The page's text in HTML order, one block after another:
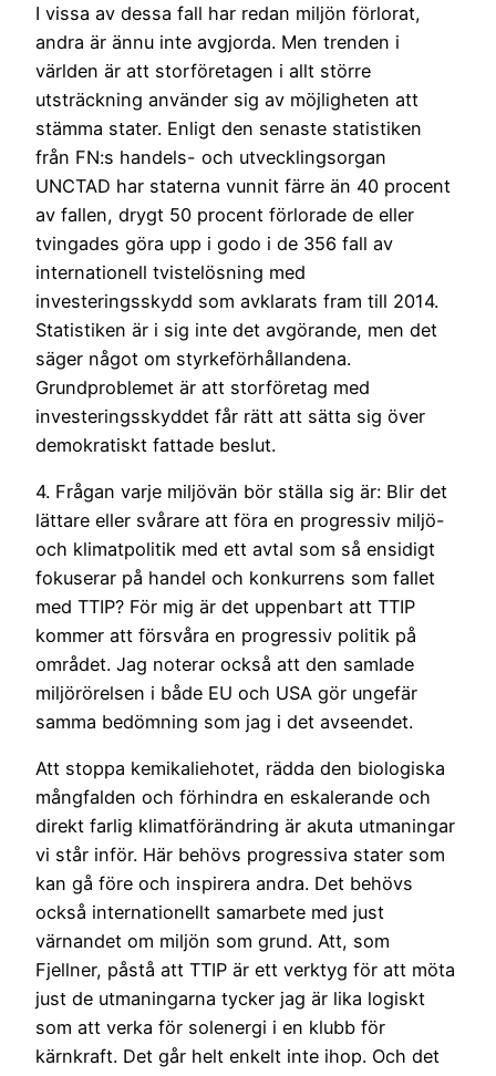
I vissa av dessa fall har redan miljön förlorat,
andra är ännu inte avgjorda. Men trenden i
världen är att storföretagen i allt större
utsträckning använder sig av möjligheten att
stämma stater. Enligt den senaste statistiken
från FN:s handels- och utvecklingsorgan
UNCTAD har staterna vunnit färre än 40 procent
av fallen, drygt 50 procent förlorade de eller
tvingades göra upp i godo i de 356 fall av
internationell tvistelösning med
investeringsskydd som avklarats fram till 2014.
Statistiken är i sig inte det avgörande, men det
säger något om styrkeförhållandena.
Grundproblemet är att storföretag med
investeringsskyddet får rätt att sätta sig över
demokratiskt fattade beslut.
4. Frågan varje miljövän bör ställa sig är: Blir det
lättare eller svårare att föra en progressiv miljö-
och klimatpolitik med ett avtal som så ensidigt
fokuserar på handel och konkurrens som fallet
med TTIP? För mig är det uppenbart att TTIP
kommer att försvåra en progressiv politik på
området. Jag noterar också att den samlade
miljörörelsen i både EU och USA gör ungefär
samma bedömning som jag i det avseendet.
Att stoppa kemikaliehotet, rädda den biologiska
mångfalden och förhindra en eskalerande och
direkt farlig klimatförändring är akuta utmaningar
vi står inför. Här behövs progressiva stater som
kan gå före och inspirera andra. Det behövs
också internationellt samarbete med just
värnandet om miljön som grund. Att, som
Fjellner, påstå att TTIP är ett verktyg för att möta
just de utmaningarna tycker jag är lika logiskt
som att verka för solenergi i en klubb för
kärnkraft. Det går helt enkelt inte ihop. Och det